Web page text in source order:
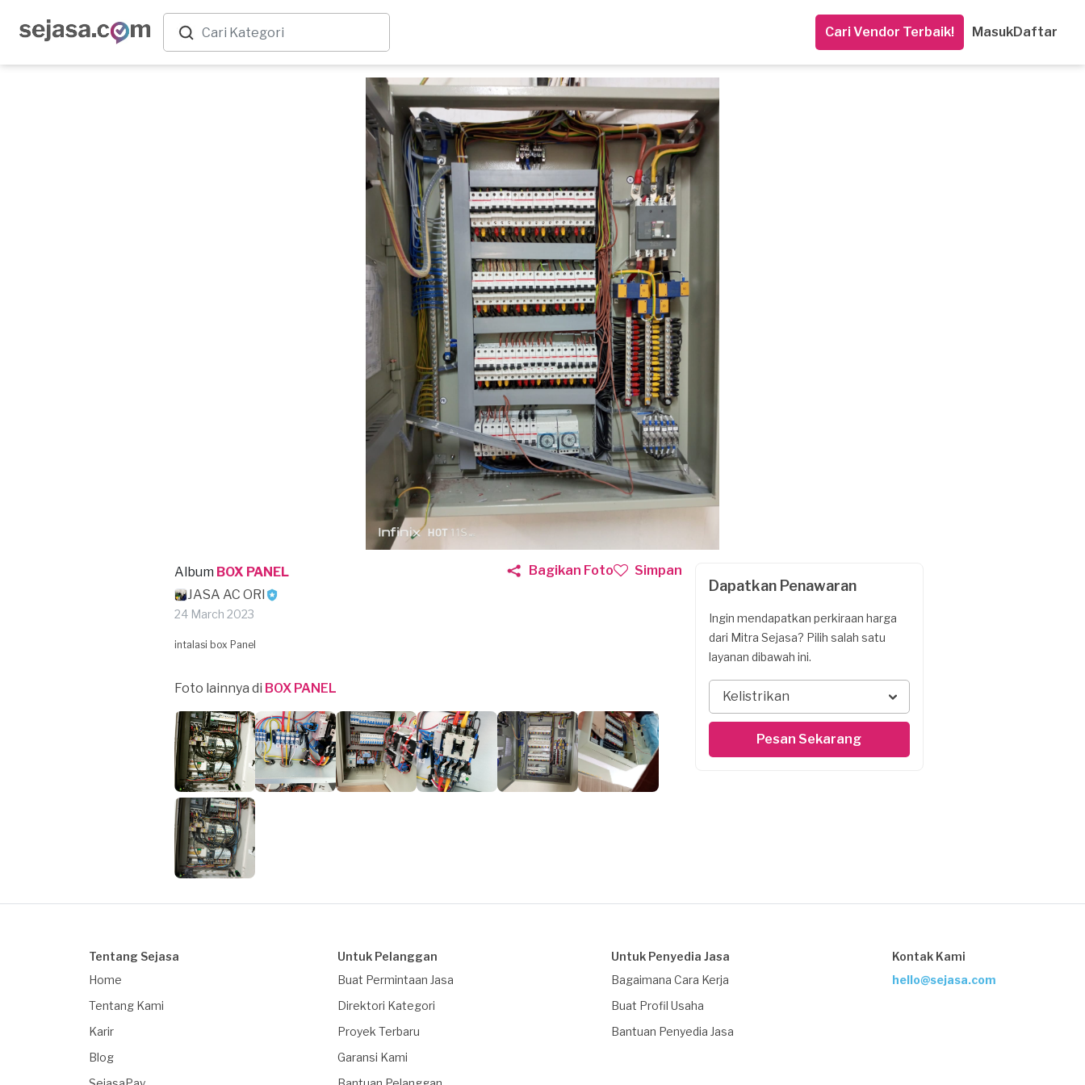
Cari Vendor Terbaik! MasukDaftar
Album BOX PANEL
JASA AC ORI
24 March 2023
Bagikan Foto Simpan
intalasi box Panel
Foto lainnya di BOX PANEL
Dapatkan Penawaran
Ingin mendapatkan perkiraan harga
dari Mitra Sejasa? Pilih salah satu
layanan dibawah ini.
Kelistrikan
Pesan Sekarang
Tentang Sejasa
Home
Tentang Kami
Karir
Blog
Untuk Pelanggan
Buat Permintaan Jasa
Direktori Kategori
Proyek Terbaru
Garansi Kami
Untuk Penyedia Jasa
Bagaimana Cara Kerja
Buat Profil Usaha
Bantuan Penyedia Jasa
Kontak Kami
hello@sejasa.com